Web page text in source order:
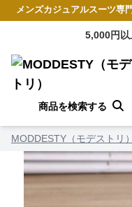
メンズカジュアルスーツ専
5,000円
商品を検索する
MODDESTY（モデストリ